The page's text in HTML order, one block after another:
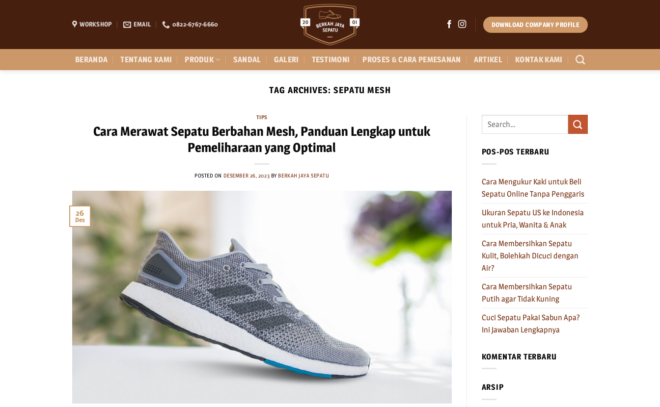
WORKSHOP EMAIL 0822-6767-6660 DOWNLOAD COMPANY PROFILE
BERANDA TENTANG KAMI PRODUK SANDAL GALERI TESTIMONI PROSES & CARA PEMESANAN ARTIKEL KONTAK KAMI
TAG ARCHIVES: SEPATU MESH
TIPS
Cara Merawat Sepatu Berbahan Mesh, Panduan Lengkap untuk
Pemeliharaan yang Optimal
POSTED ON DESEMBER 26, 2023 BY BERKAH JAYA SEPATU
26
Des
POS-POS TERBARU
Cara Mengukur Kaki untuk Beli
Sepatu Online Tanpa Penggaris
Ukuran Sepatu US ke Indonesia
untuk Pria, Wanita & Anak
Cara Membersihkan Sepatu
Kulit, Bolehkah Dicuci dengan
Air?
Cara Membersihkan Sepatu
Putih agar Tidak Kuning
Cuci Sepatu Pakai Sabun Apa?
Ini Jawaban Lengkapnya
KOMENTAR TERBARU
ARSIP